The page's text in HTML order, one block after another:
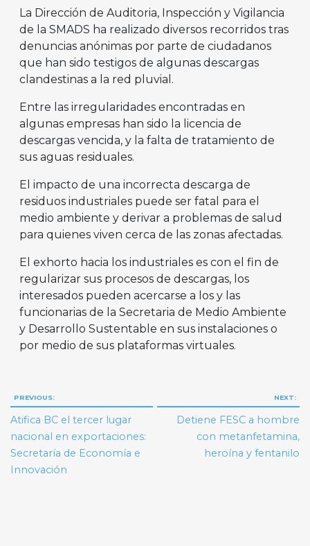
La Dirección de Auditoria, Inspección y Vigilancia
de la SMADS ha realizado diversos recorridos tras
denuncias anónimas por parte de ciudadanos
que han sido testigos de algunas descargas
clandestinas a la red pluvial.
Entre las irregularidades encontradas en
algunas empresas han sido la licencia de
descargas vencida, y la falta de tratamiento de
sus aguas residuales.
El impacto de una incorrecta descarga de
residuos industriales puede ser fatal para el
medio ambiente y derivar a problemas de salud
para quienes viven cerca de las zonas afectadas.
El exhorto hacia los industriales es con el fin de
regularizar sus procesos de descargas, los
interesados pueden acercarse a los y las
funcionarias de la Secretaria de Medio Ambiente
y Desarrollo Sustentable en sus instalaciones o
por medio de sus plataformas virtuales.
Navegación
de
entradas
PREVIOUS:
Atifica BC el tercer lugar
nacional en exportaciones:
Secretaría de Economía e
Innovación
NEXT:
Detiene FESC a hombre
con metanfetamina,
heroína y fentanilo